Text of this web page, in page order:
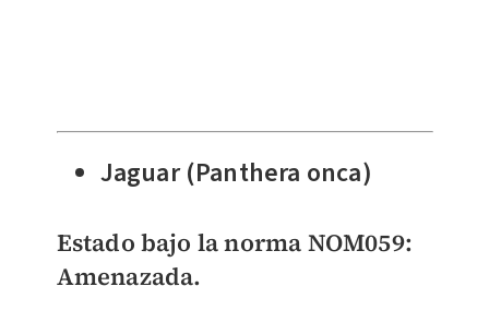
Jaguar (Panthera onca)
Estado bajo la norma NOM059:
Amenazada.